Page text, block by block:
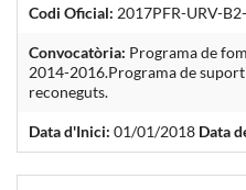
Codi Oficial: 2017PFR-URV-
Convocatòria: Programa de
2014-2016.Programa de
reconeguts.
Data d'Inici: 01/01/2018 Data